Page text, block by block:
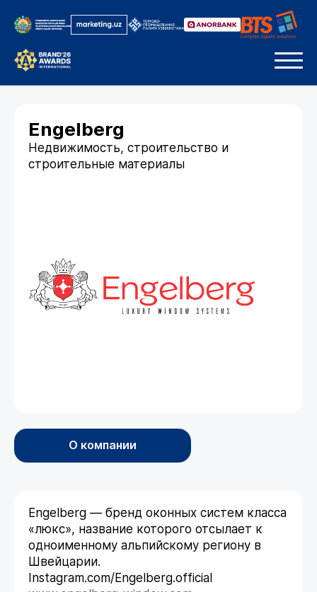
Engelberg
Недвижимость, строительство и
строительные материалы
О компании
Engelberg — бренд оконных систем класса
«люкс», название которого отсылает к
одноименному альпийскому региону в
Швейцарии.
Instagram.com/Engelberg.official